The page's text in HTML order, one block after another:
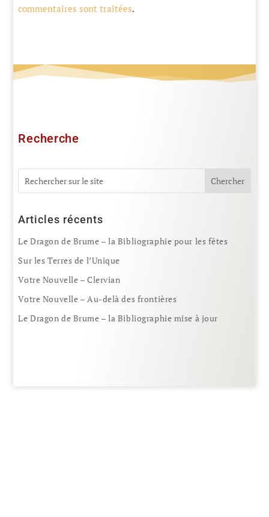
commentaires sont traitées.
Recherche
Articles récents
Le Dragon de Brume – la Bibliographie pour les fêtes
Sur les Terres de l’Unique
Votre Nouvelle – Clervian
Votre Nouvelle – Au-delà des frontières
Le Dragon de Brume – la Bibliographie mise à jour